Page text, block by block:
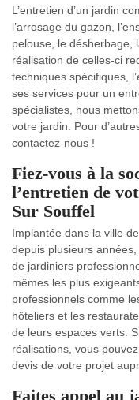
L’entretien d’un jardin
l’arrosage du gazon,
pelouse, le désherbage,
réalisation de celles-ci
techniques spécifiques,
ses services pour un
spécialistes, nous
votre jardin. Pour
contactez-nous !
Fiez-vous à la
l’entretien de
Sur Souffel
Implantée dans la ville
depuis plusieurs
de jardiniers
mêmes les plus
professionnels comme
hôteliers et les
de leurs espaces verts.
réalisations, vous
devis de votre projet
Faites appel au